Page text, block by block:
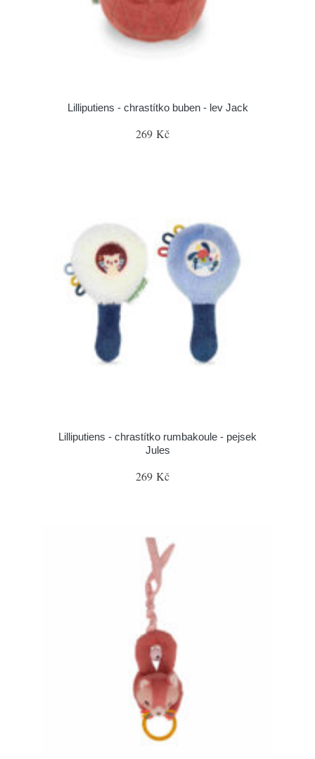
Lilliputiens - chrastítko buben - lev Jack
269 Kč
Lilliputiens - chrastítko rumbakoule - pejsek
Jules
269 Kč